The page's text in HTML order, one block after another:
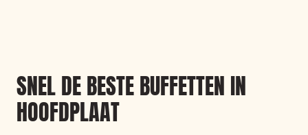
SNEL DE BESTE BUFFETTEN IN
HOOFDPLAAT